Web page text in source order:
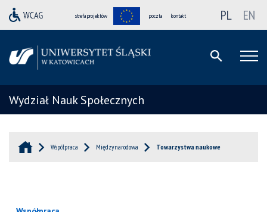
strefa projektów poczta kontakt PL EN
Wydział Nauk Społecznych
Współpraca Międzynarodowa Towarzystwa naukowe